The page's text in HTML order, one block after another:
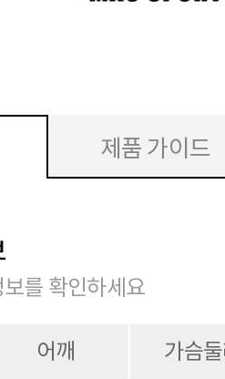
제품 가이드
를 확인하세요
어깨 가슴